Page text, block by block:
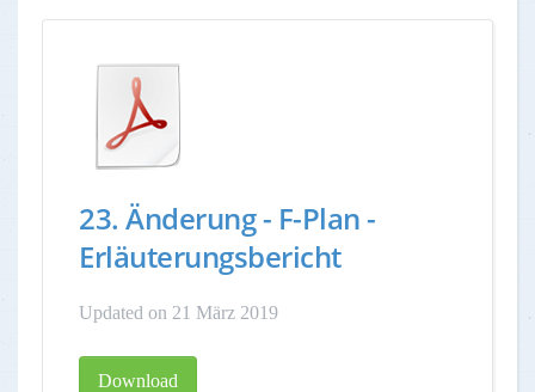
23. Änderung - F-Plan -
Erläuterungsbericht
Updated on 21 März 2019
Download